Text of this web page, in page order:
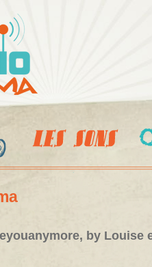
by Louise